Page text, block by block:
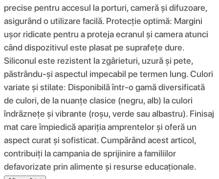
precise pentru accesul la porturi, cameră și difuzoare,
asigurând o utilizare facilă. Protecție optimă: Margini
ușor ridicate pentru a proteja ecranul și camera atunci
când dispozitivul este plasat pe suprafețe dure.
Siliconul este rezistent la zgârieturi, uzură și pete,
păstrându-și aspectul impecabil pe termen lung. Culori
variate și stilate: Disponibilă într-o gamă diversificată
de culori, de la nuanțe clasice (negru, alb) la culori
îndrăznețe și vibrante (roșu, verde sau albastru). Finisaj
mat care împiedică apariția amprentelor și oferă un
aspect curat și sofisticat. Cumpărând acest articol,
contribuiți la campania de sprijinire a familiilor
defavorizate prin alimente și resurse educaționale.